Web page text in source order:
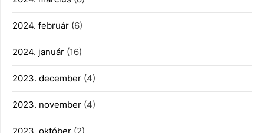
2024. február (6)
2024. január (16)
2023. december (4)
2023. november (4)